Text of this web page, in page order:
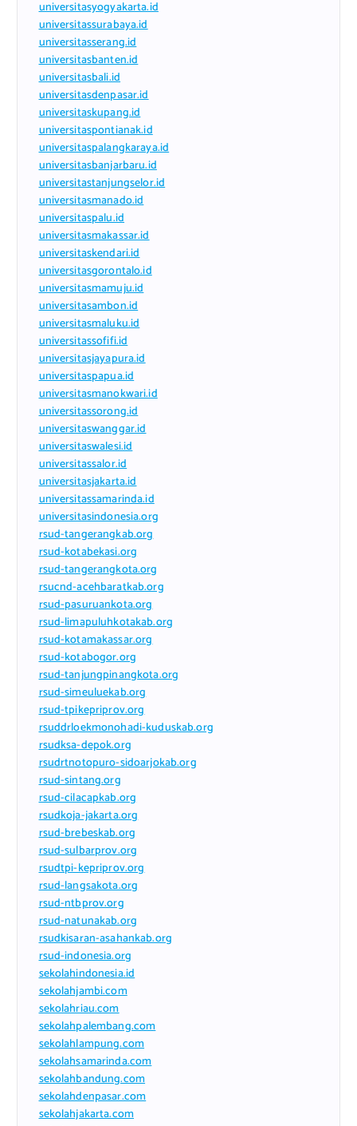
universitasyogyakarta.id
universitassurabaya.id
universitasserang.id
universitasbanten.id
universitasbali.id
universitasdenpasar.id
universitaskupang.id
universitaspontianak.id
universitaspalangkaraya.id
universitasbanjarbaru.id
universitastanjungselor.id
universitasmanado.id
universitaspalu.id
universitasmakassar.id
universitaskendari.id
universitasgorontalo.id
universitasmamuju.id
universitasambon.id
universitasmaluku.id
universitassofifi.id
universitasjayapura.id
universitaspapua.id
universitasmanokwari.id
universitassorong.id
universitaswanggar.id
universitaswalesi.id
universitassalor.id
universitasjakarta.id
universitassamarinda.id
universitasindonesia.org
rsud-tangerangkab.org
rsud-kotabekasi.org
rsud-tangerangkota.org
rsucnd-acehbaratkab.org
rsud-pasuruankota.org
rsud-limapuluhkotakab.org
rsud-kotamakassar.org
rsud-kotabogor.org
rsud-tanjungpinangkota.org
rsud-simeuluekab.org
rsud-tpikepriprov.org
rsuddrloekmonohadi-kuduskab.org
rsudksa-depok.org
rsudrtnotopuro-sidoarjokab.org
rsud-sintang.org
rsud-cilacapkab.org
rsudkoja-jakarta.org
rsud-brebeskab.org
rsud-sulbarprov.org
rsudtpi-kepriprov.org
rsud-langsakota.org
rsud-ntbprov.org
rsud-natunakab.org
rsudkisaran-asahankab.org
rsud-indonesia.org
sekolahindonesia.id
sekolahjambi.com
sekolahriau.com
sekolahpalembang.com
sekolahlampung.com
sekolahsamarinda.com
sekolahbandung.com
sekolahdenpasar.com
sekolahjakarta.com